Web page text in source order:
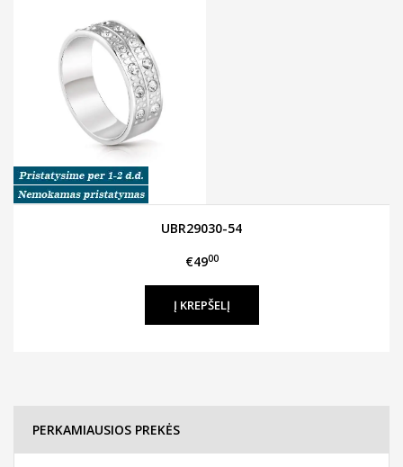
UBR29030-54
€4900
PERKAMIAUSIOS PREKĖS